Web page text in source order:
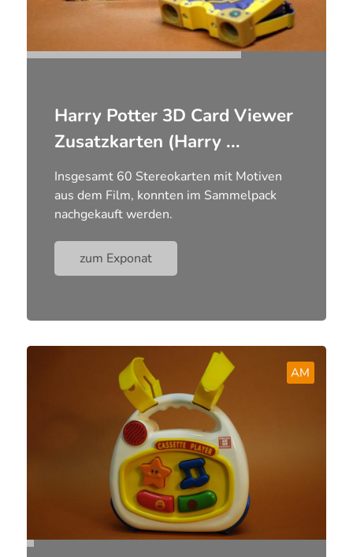
Harry Potter 3D Card Viewer
Zusatzkarten (Harry ...
Insgesamt 60 Stereokarten mit Motiven
aus dem Film, konnten im Sammelpack
nachgekauft werden.
zum Exponat